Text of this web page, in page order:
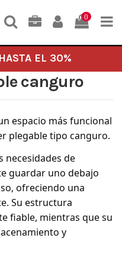
0
EL 30%
canguro
espacio más funcional
plegable tipo canguro.
necesidades de
guardar uno debajo
ofreciendo una
Su estructura
fiable, mientras que su
y